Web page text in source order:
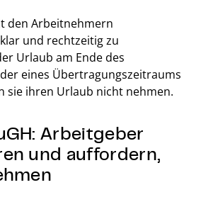
den Arbeitnehmern
und rechtzeitig zu
Urlaub am Ende des
eines Übertragungszeitraums
sie ihren Urlaub nicht nehmen.
Arbeitgeber
und auffordern,